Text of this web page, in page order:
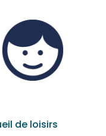
de loisirs